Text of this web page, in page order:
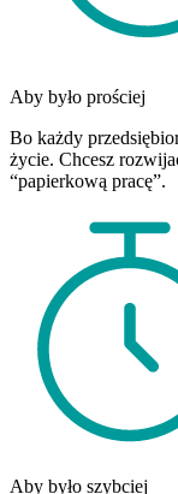
Aby było prościej
Bo każdy
życie. Chcesz
“papierkową pracę”.
Aby było szybciej